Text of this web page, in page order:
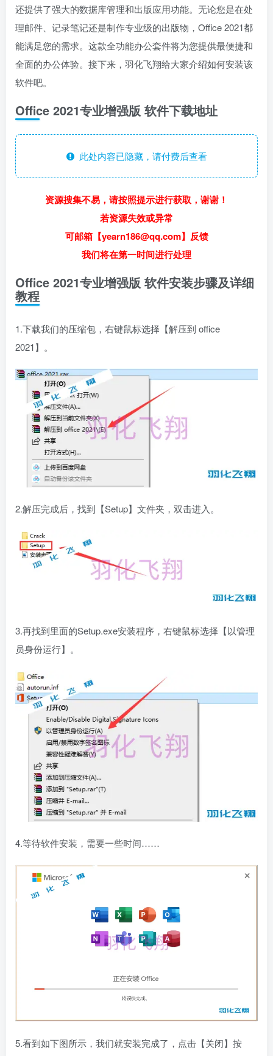
还提供了强大的数据库管理和出版应用功能。无论您是在处
理邮件、记录笔记还是制作专业级的出版物，Office 2021都
能满足您的需求。这款全功能办公套件将为您提供最便捷和
全面的办公体验。接下来，羽化飞翔给大家介绍如何安装该
软件吧。
Office 2021专业增强版 软件下载地址
此处内容已隐藏，请付费后查看
资源搜集不易，请按照提示进行获取，谢谢！
若资源失效或异常
可邮箱【yearn186@qq.com】反馈
我们将在第一时间进行处理
Office 2021专业增强版 软件安装步骤及详细
教程
1.下载我们的压缩包，右键鼠标选择【解压到 office
2021】。
2.解压完成后，找到【Setup】文件夹，双击进入。
3.再找到里面的Setup.exe安装程序，右键鼠标选择【以管理
员身份运行】。
4.等待软件安装，需要一些时间……
5.看到如下图所示，我们就安装完成了，点击【关闭】按